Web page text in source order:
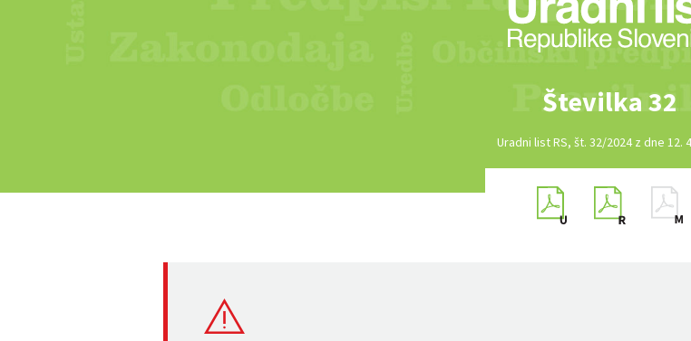
Številka 32
Uradni list RS, št. 32/2024 z dne 12.